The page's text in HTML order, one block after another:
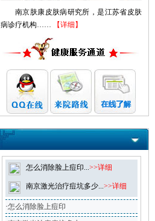
南京肤康皮肤病研究所，是江苏省皮肤
病诊疗机构……
【详细】
怎么消除脸上痘印...>>详细
南京激光治疗痘坑多少...>>详细
·怎么消除脸上痘印